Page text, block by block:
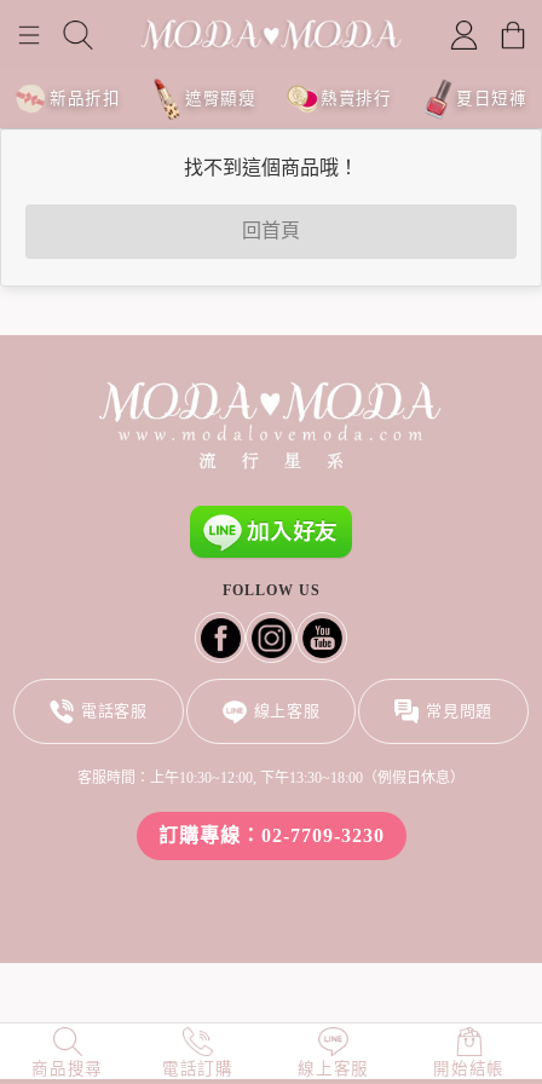
新品折扣 遮臀顯瘦 熱賣排行 夏日短褲
找不到這個商品哦！
回首頁
商品搜尋 電話訂購 線上客服 開始結帳
NEW 店長精選 TOP100 小編穿搭
FOLLOW US
電話客服 線上客服 常見問題
客服時間：上午10:30~12:00, 下午13:30~18:00（例假日休息）
訂購專線：02-7709-3230